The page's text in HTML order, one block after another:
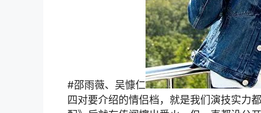
#邵雨薇、吴慷仁
四对要介绍的情侣档，就是我们演技实力